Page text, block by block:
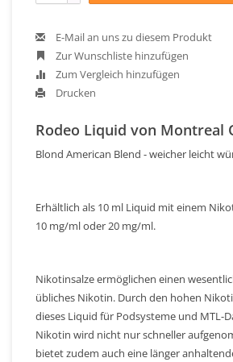
E-Mail an uns zu diesem Produkt
Zur Wunschliste hinzufügen
Zum Vergleich hinzufügen
Drucken
Rodeo Liquid von Montreal
Blond American Blend - weicher leicht
Erhältlich als 10 ml Liquid mit einem
10 mg/ml oder 20 mg/ml.
Nikotinsalze ermöglichen einen
übliches Nikotin. Durch den hohen
dieses Liquid für Podsysteme und MTL-
Nikotin wird nicht nur schneller
bietet zudem auch eine länger